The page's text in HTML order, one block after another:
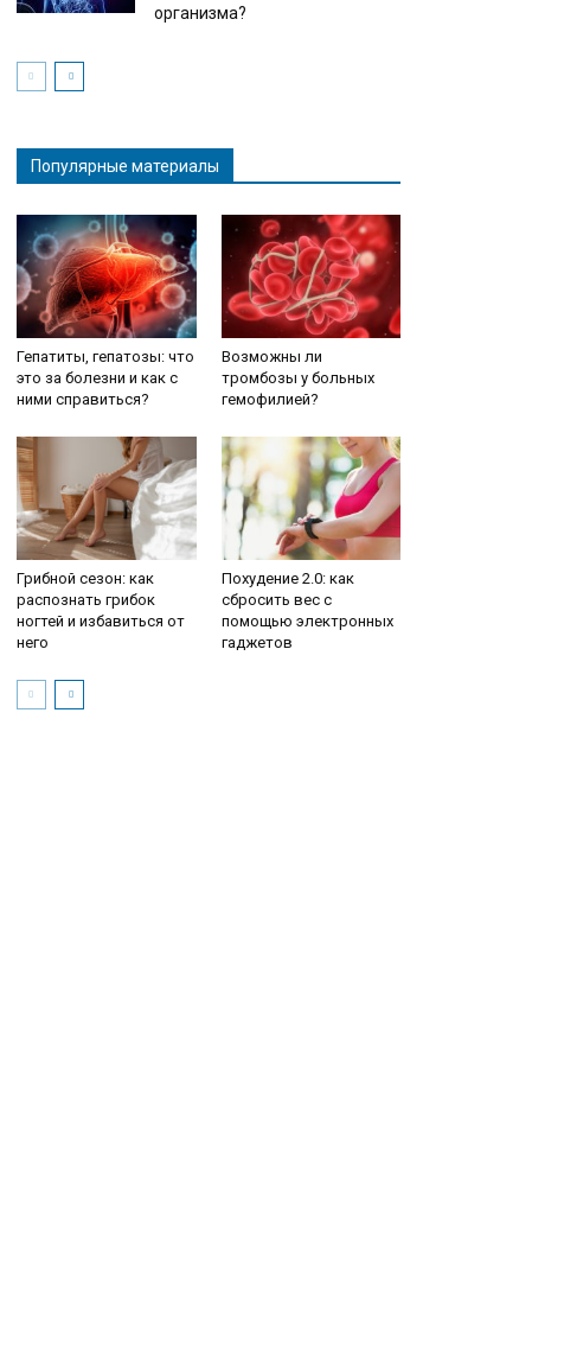
организма?
Популярные материалы
Гепатиты, гепатозы: что
это за болезни и как с
ними справиться?
Возможны ли
тромбозы у больных
гемофилией?
Грибной сезон: как
распознать грибок
ногтей и избавиться от
него
Похудение 2.0: как
сбросить вес с
помощью электронных
гаджетов